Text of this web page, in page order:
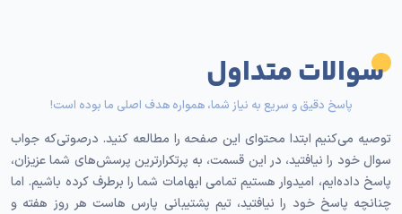
سوالات متداول
پاسخ دقیق و سریع به نیاز شما، همواره هدف اصلی ما بوده است!
توصیه می‌کنیم ابتدا محتوای این صفحه را مطالعه کنید. درصوتی‌که جواب
سوال خود را نیافتید، در این قسمت، به پرتکرارترین پرسش‌های شما عزیزان،
پاسخ داده‌ایم، امیدوار هستیم تمامی ابهامات شما را برطرف کرده باشیم. اما
چنانچه پاسخ خود را نیافتید، تیم پشتیبانی پارس هاست هر روز هفته و